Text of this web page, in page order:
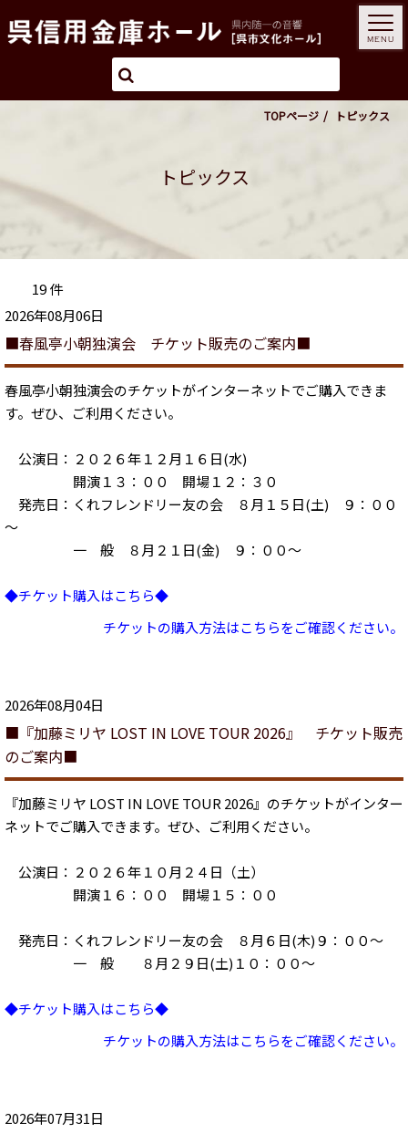
TOPページ トピックス
トピックス
19 件
2026年08月06日
■春風亭小朝独演会 チケット販売のご案内■
春風亭小朝独演会のチケットがインターネットでご購入できま
す。ぜひ、ご利用ください。
公演日：２０２６年１２月１６日(水)
開演１３：００ 開場１２：３０
発売日：くれフレンドリー友の会 ８月１５日(土) ９：００
～
一 般 ８月２１日(金) ９：００～
◆チケット購入はこちら◆
チケットの購入方法はこちらをご確認ください。
2026年08月04日
■『加藤ミリヤ LOST IN LOVE TOUR 2026』 チケット販売
のご案内■
『加藤ミリヤ LOST IN LOVE TOUR 2026』のチケットがインター
ネットでご購入できます。ぜひ、ご利用ください。
公演日：２０２６年１０月２４日（土）
開演１６：００ 開場１５：００
発売日：くれフレンドリー友の会 ８月６日(木)９：００～
一 般 ８月２９日(土)１０：００～
◆チケット購入はこちら◆
チケットの購入方法はこちらをご確認ください。
2026年07月31日
MENU